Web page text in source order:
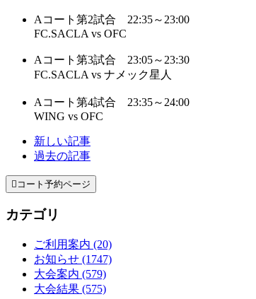
Aコート第2試合 22:35～23:00
FC.SACLA vs OFC
Aコート第3試合 23:05～23:30
FC.SACLA vs ナメック星人
Aコート第4試合 23:35～24:00
WING vs OFC
新しい記事
過去の記事
 コート予約ページ
カテゴリ
ご利用案内 (20)
お知らせ (1747)
大会案内 (579)
大会結果 (575)